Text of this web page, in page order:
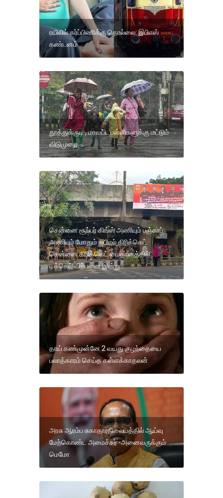
ரயிலில் கர்ப்பிணிக்கு தொல்லை: இபிஎஸ்
கண்டனம்
தூத்துக்குடி , மாவட்ட பள்ளிகளுக்கு மட்டும்
விடுமுறை.
சென்னை சூப்பர் கிங்ஸ் அணியும் பஞ்சாப்
அணியும் மோதும் ஐபிஎல் கிரிக்கெட்
சென்னை கிரிக்கெட் மைதானத்தில்
டிக்கெட் விற்பனை இன்று..
தாய் கண்முன்னே 2 வயது குழந்தையை
பலாத்காரம் செய்த கள்ளக்காதலன்
அரசு ஆரம்ப சுகாதாரநிலையத்தில் ஆய்வு
மேற்கொண்ட அமைச்சர் -அனைவருக்கும்
மெமோ